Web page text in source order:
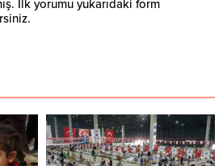
İlk yorumu yukarıdaki form